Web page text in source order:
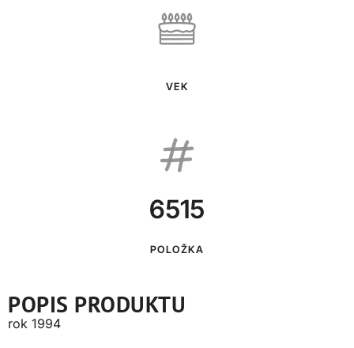
VEK
6515
POLOŽKA
POPIS PRODUKTU
rok 1994